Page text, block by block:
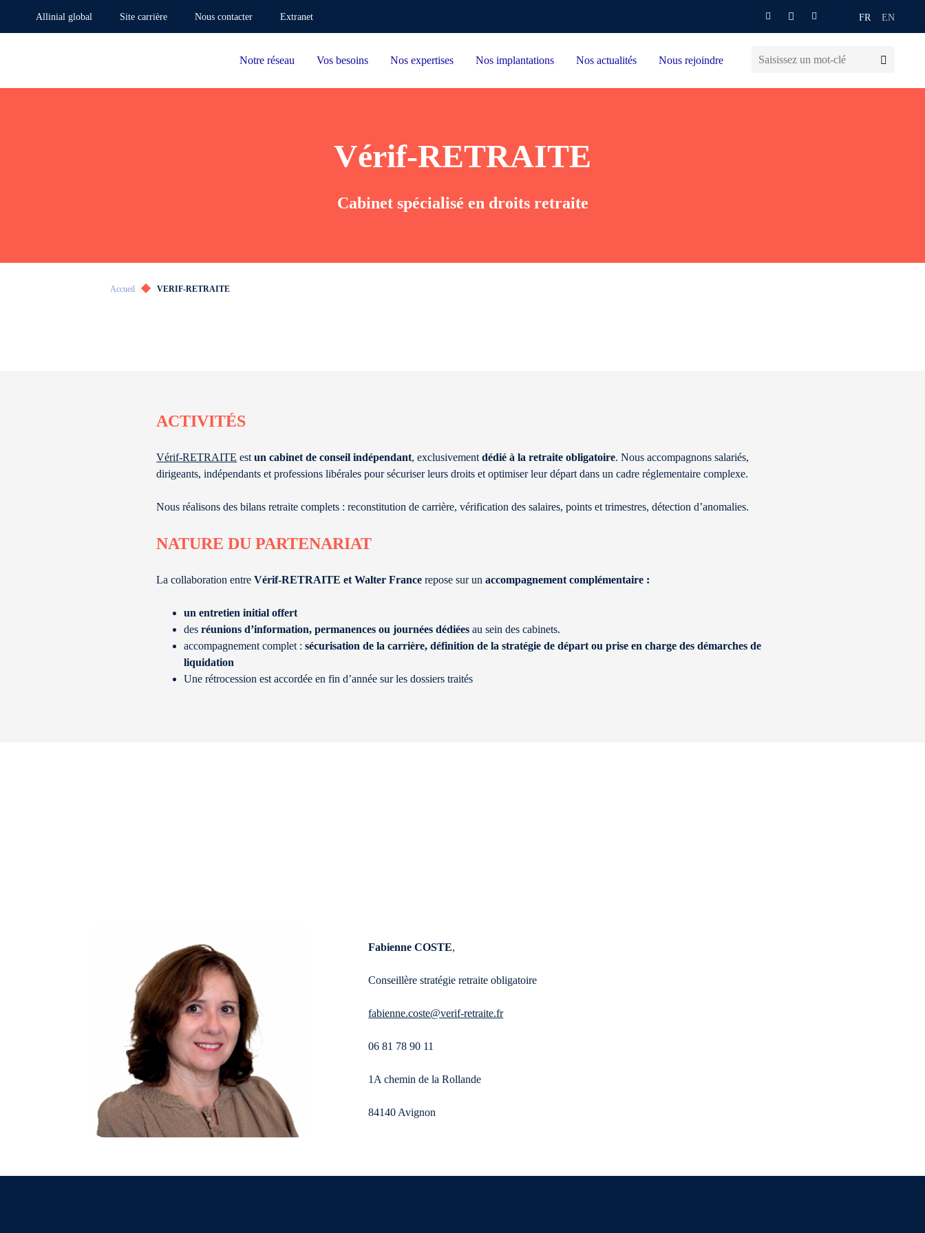
Allinial global Site carrière Nous contacter Extranet FR EN
Notre réseau Vos besoins Nos expertises Nos implantations Nos actualités Nous rejoindre
Vérif-RETRAITE
Cabinet spécialisé en droits retraite
Accueil VERIF-RETRAITE
ACTIVITÉS
Vérif-RETRAITE estun cabinet de conseil indépendant, exclusivementdédié à la retraite obligatoire. Nous accompagnons salariés,
dirigeants, indépendants et professions libérales pour sécuriser leurs droits et optimiser leur départ dans un cadre réglementaire complexe.
Nous réalisons des bilans retraite complets : reconstitution de carrière, vérification des salaires, points et trimestres, détection d’anomalies.
NATURE DU PARTENARIAT
La collaboration entreVérif-RETRAITE et Walter Francerepose sur unaccompagnement complémentaire :
un entretien initial offert
desréunions d’information, permanences ou journées dédiées au sein des cabinets.
accompagnement complet :sécurisation de la carrière, définition de la stratégie de départ ou prise en charge des démarches de
liquidation
Une rétrocession est accordée en fin d’année sur les dossiers traités
Fabienne COSTE,
Conseillère stratégie retraite obligatoire
fabienne.coste@verif-retraite.fr
06 81 78 90 11
1A chemin de la Rollande
84140 Avignon